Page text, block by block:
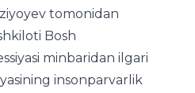
tomonidan
Bosh
minbaridan ilgari
insonparvarlik